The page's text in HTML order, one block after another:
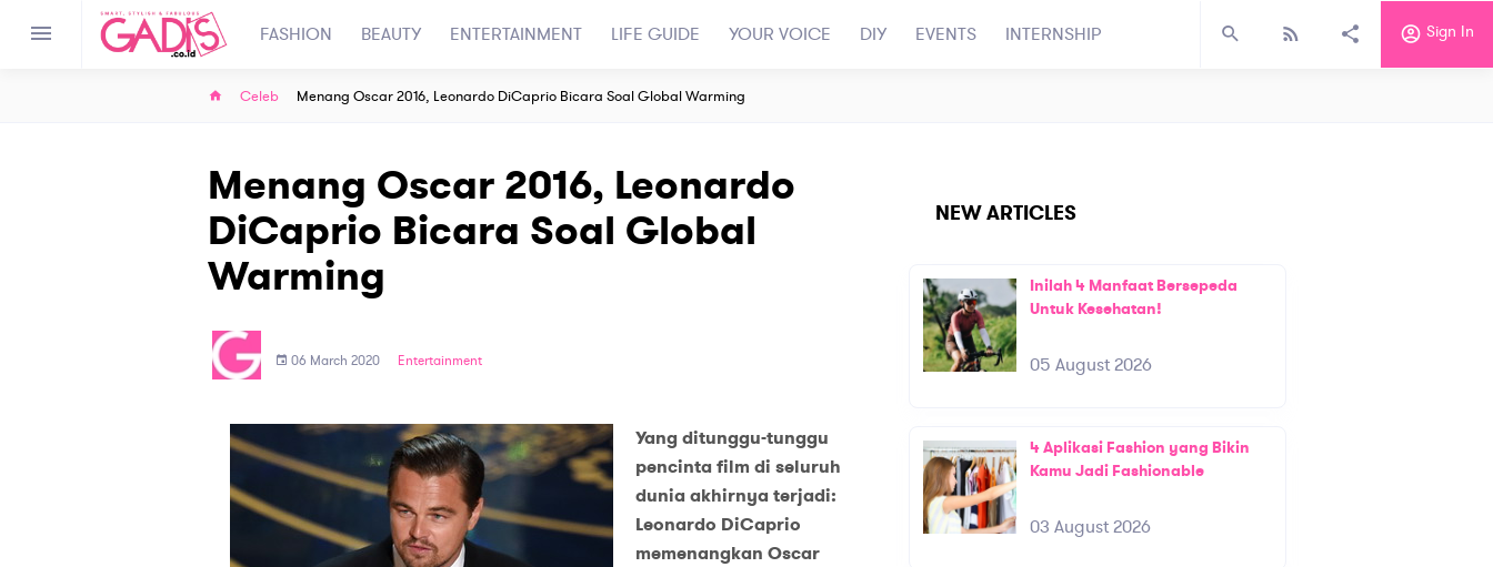
FASHION BEAUTY ENTERTAINMENT LIFE GUIDE YOUR VOICE DIY EVENTS INTERNSHIP Sign In
Celeb Menang Oscar 2016, Leonardo DiCaprio Bicara Soal Global Warming
Menang Oscar 2016, Leonardo
DiCaprio Bicara Soal Global
Warming
06 March 2020 Entertainment
Yang ditunggu-tunggu
pencinta film di seluruh
dunia akhirnya terjadi:
Leonardo DiCaprio
memenangkan Oscar
NEW ARTICLES
Inilah 4 Manfaat Bersepeda
Untuk Kesehatan!
05 August 2026
4 Aplikasi Fashion yang Bikin
Kamu Jadi Fashionable
03 August 2026